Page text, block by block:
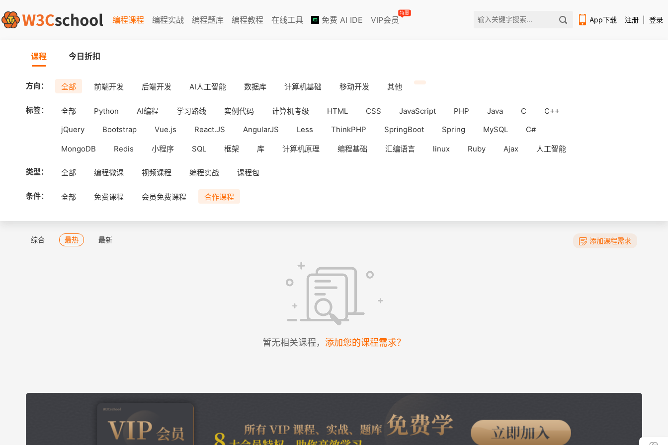
编程课程 编程实战 编程题库 编程教程 在线工具 免费 AI IDE VIP会员
特惠
App下载 注册 登录
课程 今日折扣
方向： 全部 前端开发 后端开发 AI人工智能 数据库 计算机基础 移动开发 其他
标签： 全部 Python AI编程 学习路线 实例代码 计算机考级 HTML CSS JavaScript PHP Java C
C++
jQuery
Bootstrap Vue.js React.JS AngularJS Less ThinkPHP SpringBoot Spring MySQL C#
MongoDB Redis 小程序 SQL 框架 库 计算机原理 编程基础 汇编语言 linux Ruby Ajax 人工智能
工具 Android uni-app APICloud iOS
类型： 全部 编程微课 视频课程 编程实战 课程包
条件： 全部 免费课程 会员免费课程 合作课程
综合 最热 最新 添加课程需求
暂无相关课程， 添加您的课程需求？